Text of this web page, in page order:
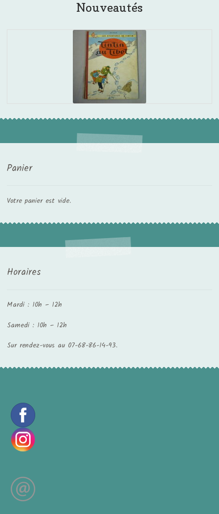
Nouveautés
Panier
Votre panier est vide.
Horaires
Mardi : 10h – 12h
Samedi : 10h – 12h
Sur rendez-vous au 07-68-86-14-93.